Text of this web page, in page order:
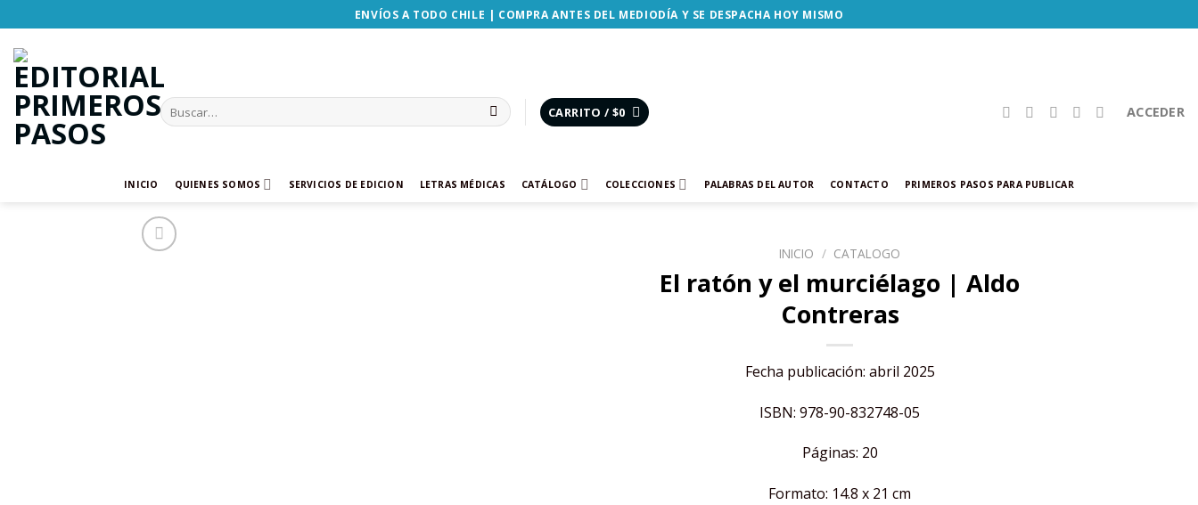
to
content
ENVÍOS A TODO CHILE | COMPRA ANTES DEL MEDIODÍA Y SE DESPACHA HOY MISMO
Buscar
por:
CARRITO / $0 ACCEDER
INICIO QUIENES SOMOS SERVICIOS DE EDICION LETRAS MÉDICAS CATÁLOGO COLECCIONES PALABRAS DEL AUTOR CONTACTO PRIMEROS PASOS PARA PUBLICAR
INICIO / CATALOGO
El ratón y el murciélago | Aldo
Contreras
Fecha publicación: abril 2025
ISBN: 978-90-832748-05
Páginas: 20
Formato: 14.8 x 21 cm